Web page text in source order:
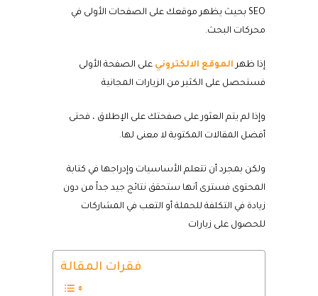
SEO بحيث يظهر موقعك على الصفحات الأولى في
محركات البحث.
إذا ظهرالموقع الالكتروني على الصفحة الأولى
فستحصل على الكثير من الزيارات المجانية
وإذا لم يتم العثور على صفحتك على الإطلاق ، فحتى
أفضل المقالات المكتوبة لا معنى لها.
ولكن بمجرد أن تتعلم الأساسيات وإدراجها في كتابة
المحتوى فسترى أنها ستحقق نتائج جيد جداً من دون
زيادة في التكلفة للحملة أو التعب في المشاركات
للحصول على زيارات
فقرات المقالة